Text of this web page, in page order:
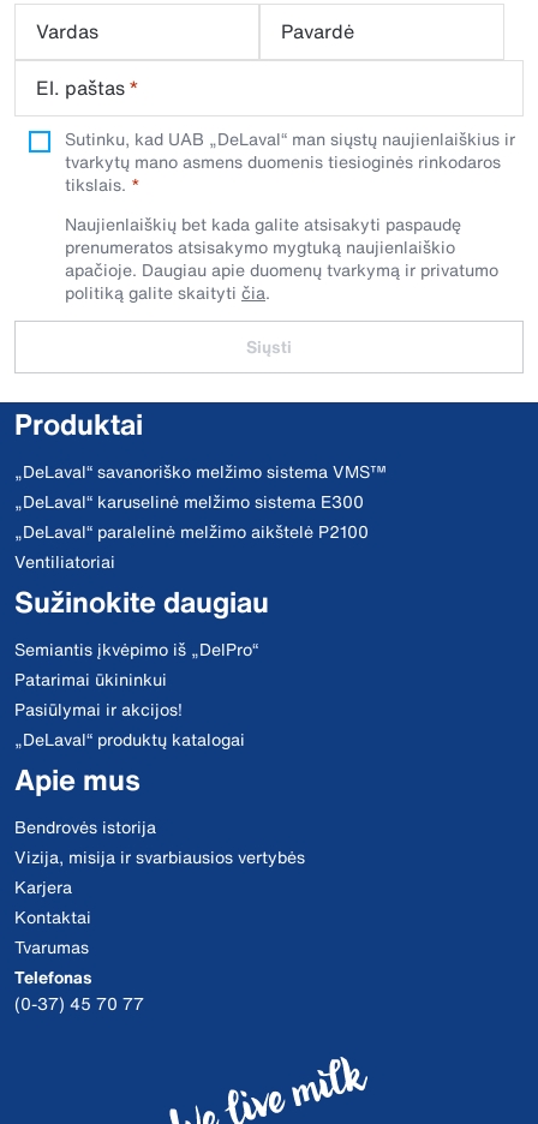
Vardas
Pavardė
El. paštas*
Sutinku, kad UAB „DeLaval“ man siųstų naujienlaiškius ir
tvarkytų mano asmens duomenis tiesioginės rinkodaros
tikslais.
Naujienlaiškių bet kada galite atsisakyti paspaudę
prenumeratos atsisakymo mygtuką naujienlaiškio
apačioje. Daugiau apie duomenų tvarkymą ir privatumo
politiką galite skaityti čia.
Siųsti
Produktai
„DeLaval“ savanoriško melžimo sistema VMS™
„DeLaval“ karuselinė melžimo sistema E300
„DeLaval“ paralelinė melžimo aikštelė P2100
Ventiliatoriai
Sužinokite daugiau
Semiantis įkvėpimo iš „DelPro“
Patarimai ūkininkui
Pasiūlymai ir akcijos!
„DeLaval“ produktų katalogai
Apie mus
Bendrovės istorija
Vizija, misija ir svarbiausios vertybės
Karjera
Kontaktai
Tvarumas
Telefonas
(0-37) 45 70 77